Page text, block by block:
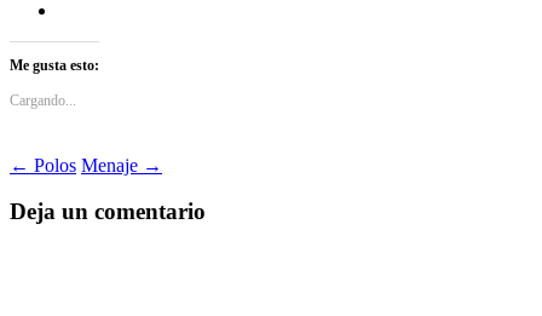
Me gusta esto:
Cargando...
Navegación
de
entradas
← Polos Menaje →
Deja un comentario